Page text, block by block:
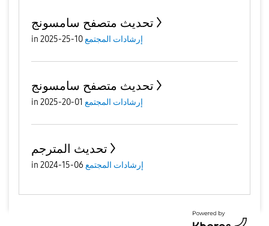
تحديث متصفح سامسونج
in إرشادات المجتمع10-25-2025
تحديث متصفح سامسونج
in إرشادات المجتمع 01-20-2025
تحديث المترجم
in إرشادات المجتمع 06-15-2024